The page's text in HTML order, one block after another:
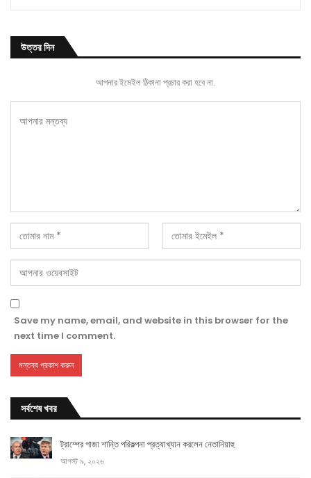
উত্তর দিন
আপনার ইমেইল ঠিকানা প্রচার করা হবে না.
Save my name, email, and website in this browser for the
next time I comment.
সর্বশেষ খবর
ট্রাম্পের গাজা শান্তি পরিকল্পনা প্রত্যাখ্যান করলেন নেতানিয়াহু
আগস্ট ৯, ২০২৬